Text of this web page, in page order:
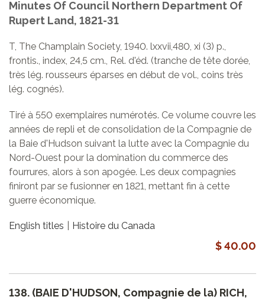
Minutes Of Council Northern Department Of
Rupert Land, 1821-31
T, The Champlain Society, 1940. lxxvii,480, xi (3) p.,
frontis., index, 24,5 cm., Rel. d'éd. (tranche de tête dorée,
très lég. rousseurs éparses en début de vol., coins très
lég. cognés).
Tiré à 550 exemplaires numérotés. Ce volume couvre les
années de repli et de consolidation de la Compagnie de
la Baie d'Hudson suivant la lutte avec la Compagnie du
Nord-Ouest pour la domination du commerce des
fourrures, alors à son apogée. Les deux compagnies
finiront par se fusionner en 1821, mettant fin à cette
guerre économique.
English titles Histoire du Canada
$ 40.00
138. (BAIE D'HUDSON, Compagnie de la) RICH,